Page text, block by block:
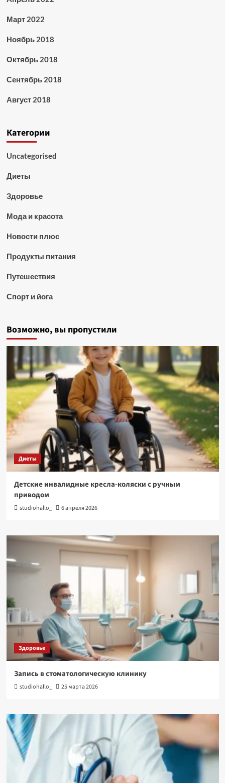
Март 2022
Ноябрь 2018
Октябрь 2018
Сентябрь 2018
Август 2018
Категории
Uncategorised
Диеты
Здоровье
Мода и красота
Новости плюс
Продукты питания
Путешествия
Спорт и йога
Возможно, вы пропустили
Диеты
Детские инвалидные кресла-коляски с ручным
приводом
studiohallo_ 6 апреля 2026
Здоровье
Запись в стоматологическую клинику
studiohallo_ 25 марта 2026